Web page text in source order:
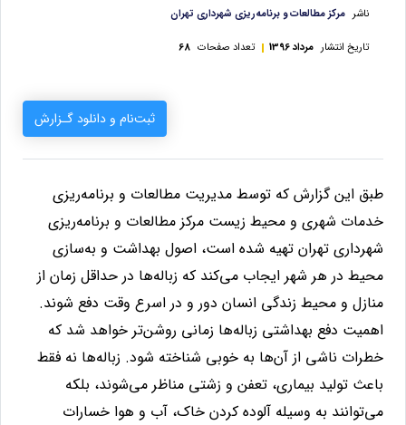
ناشر مرکز مطالعات و برنامه‌ریزی شهرداری تهران
تاریخ انتشار مرداد 1396 تعداد صفحات 68
ثبت‌نام و دانلود گـزارش
طبق این گزارش که توسط مدیریت مطالعات و برنامه‌ریزی
خدمات شهری و محیط زیست مرکز مطالعات و برنامه‌ریزی
شهرداری تهران تهیه شده است، اصول بهداشت و به‌سازی
محیط در هر شهر ایجاب می‌کند که زباله‌ها در حداقل زمان از
منازل و محیط زندگی انسان دور و در اسرع وقت دفع شوند.
اهمیت دفع بهداشتی زباله‌ها زمانی روشن‌تر خواهد شد که
خطرات ناشی از آن‌ها به خوبی شناخته شود. زباله‌ها نه فقط
باعث تولید بیماری، تعفن و زشتی مناظر می‌شوند، بلکه
می‌توانند به وسیله آلوده کردن خاک، آب و هوا خسارات